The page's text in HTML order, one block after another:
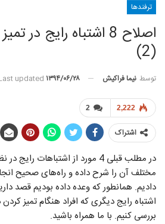
ترفندها
اصلاح 8 اشتباه رایج
(2)
توسط نیما فراکیش updated ۱۳۹۴/۰۶/۲۸
2 2,222
اشتراک
در مطلب قبلی 4 مورد از
مختلف آن را شرح داده و راه‌های صحیح
اشتباه رایج دیگری که افراد هنگام تمیز
بررسی کنیم. با ما همراه باشید.